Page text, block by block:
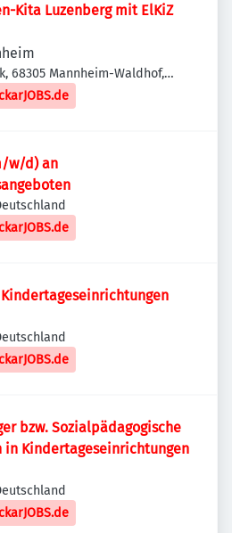
Kita Luzenberg mit ElKiZ
68305 Mannheim-Waldhof,
w/d) an
bzw. Sozialpädagogische
in Kindertageseinrichtungen